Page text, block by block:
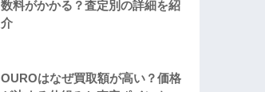
数料がかかる？査定別の詳細を紹
介
OUROはなぜ買取額が高い？価格